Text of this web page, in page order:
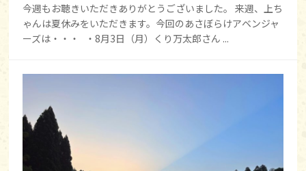
今週もお聴きいただきありがとうございました。 来週、上ち
ゃんは夏休みをいただきます。今回のあさぼらけアベンジャ
ーズは・・・ ・8月3日（月）くり万太郎さん ...